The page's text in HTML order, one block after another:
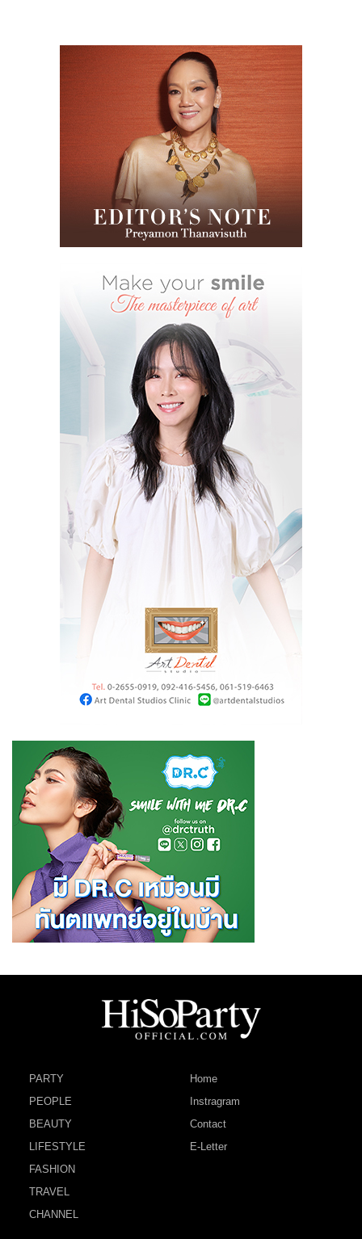
PARTY
PEOPLE
BEAUTY
LIFESTYLE
FASHION
TRAVEL
CHANNEL
Home
Instragram
Contact
E-Letter